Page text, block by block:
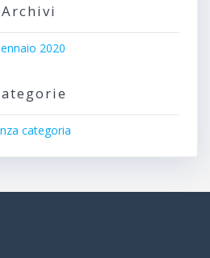
Archivi
2020
categoria